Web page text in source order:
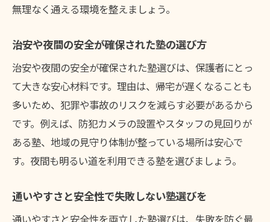
無理なく通える環境を整えましょう。
治安や夜間の安全が確保された塾の選び方
治安や夜間の安全が確保された塾選びは、保護者にとっ
て大きな安心材料です。理由は、帰宅が遅くなることも
多いため、犯罪や事故のリスクを減らす必要があるから
です。例えば、防犯カメラの設置やスタッフの見回りが
ある塾、地域の見守り体制が整っている場所は安心で
す。夜間も明るい道を利用できる塾を選びましょう。
通いやすさと安全性で失敗しない塾選びを